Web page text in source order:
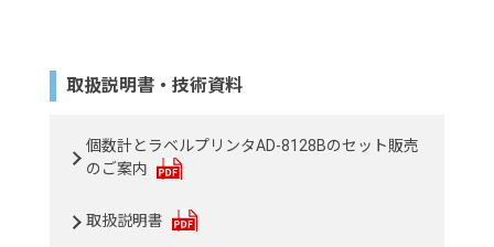
取扱説明書・技術資料
個数計とラベルプリンタAD-8128Bのセット販売
のご案内
取扱説明書